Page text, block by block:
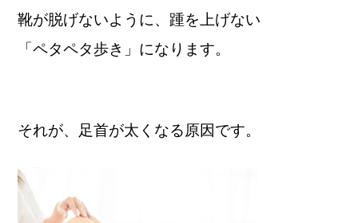
靴が脱げないように、踵を上げない
「ペタペタ歩き」になります。
それが、足首が太くなる原因です。